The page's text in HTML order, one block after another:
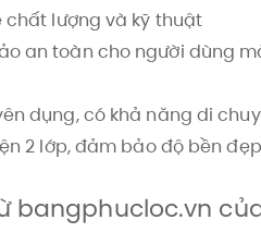
chất lượng và kỹ thuật
an toàn cho người dùng
dụng, có khả năng di
2 lớp, đảm bảo độ bền
bangphucloc.vn